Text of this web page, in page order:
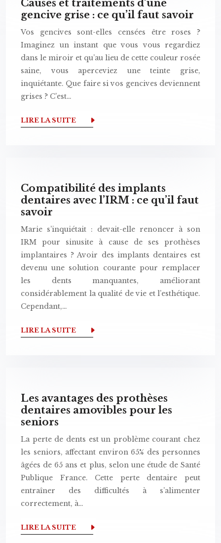
Causes et traitements d’une
gencive grise : ce qu’il faut savoir
Vos gencives sont-elles censées être roses ?
Imaginez un instant que vous vous regardiez
dans le miroir et qu’au lieu de cette couleur rosée
saine, vous aperceviez une teinte grise,
inquiétante. Que faire si vos gencives deviennent
grises ? C’est…
LIRE LA SUITE
Compatibilité des implants
dentaires avec l’IRM : ce qu’il faut
savoir
Marie s’inquiétait : devait-elle renoncer à son
IRM pour sinusite à cause de ses prothèses
implantaires ? Avoir des implants dentaires est
devenu une solution courante pour remplacer
les dents manquantes, améliorant
considérablement la qualité de vie et l’esthétique.
Cependant,…
LIRE LA SUITE
Les avantages des prothèses
dentaires amovibles pour les
seniors
La perte de dents est un problème courant chez
les seniors, affectant environ 65% des personnes
âgées de 65 ans et plus, selon une étude de Santé
Publique France. Cette perte dentaire peut
entraîner des difficultés à s’alimenter
correctement, à…
LIRE LA SUITE